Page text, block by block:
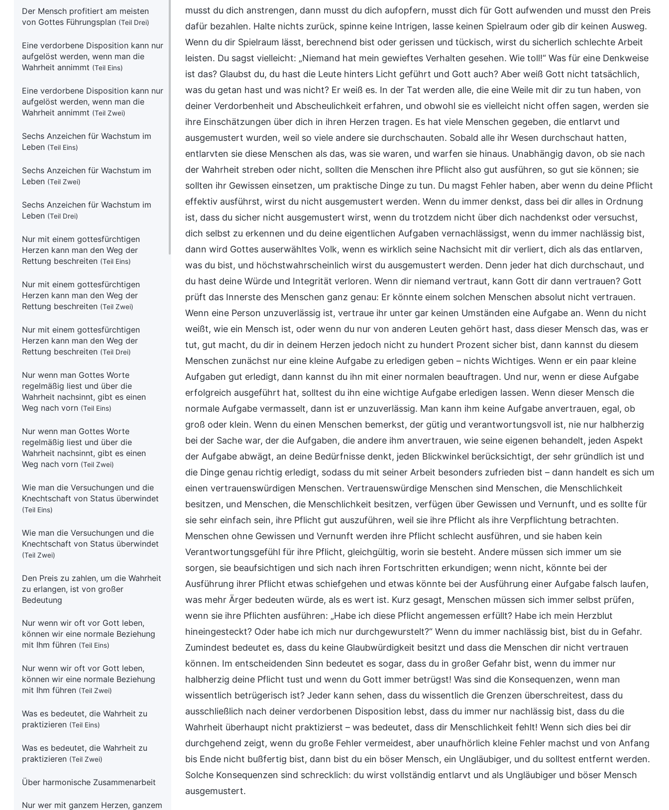
Der Mensch profitiert am meisten
von Gottes Führungsplan (Teil Drei)
Eine verdorbene Disposition kann nur
aufgelöst werden, wenn man die
Wahrheit annimmt (Teil Eins)
Eine verdorbene Disposition kann nur
aufgelöst werden, wenn man die
Wahrheit annimmt (Teil Zwei)
Sechs Anzeichen für Wachstum im
Leben (Teil Eins)
Sechs Anzeichen für Wachstum im
Leben (Teil Zwei)
Sechs Anzeichen für Wachstum im
Leben (Teil Drei)
Nur mit einem gottesfürchtigen
Herzen kann man den Weg der
Rettung beschreiten (Teil Eins)
Nur mit einem gottesfürchtigen
Herzen kann man den Weg der
Rettung beschreiten (Teil Zwei)
Nur mit einem gottesfürchtigen
Herzen kann man den Weg der
Rettung beschreiten (Teil Drei)
Nur wenn man Gottes Worte
regelmäßig liest und über die
Wahrheit nachsinnt, gibt es einen
Weg nach vorn (Teil Eins)
Nur wenn man Gottes Worte
regelmäßig liest und über die
Wahrheit nachsinnt, gibt es einen
Weg nach vorn (Teil Zwei)
Wie man die Versuchungen und die
Knechtschaft von Status überwindet
(Teil Eins)
Wie man die Versuchungen und die
Knechtschaft von Status überwindet
(Teil Zwei)
Den Preis zu zahlen, um die Wahrheit
zu erlangen, ist von großer
Bedeutung
Nur wenn wir oft vor Gott leben,
können wir eine normale Beziehung
mit Ihm führen (Teil Eins)
Nur wenn wir oft vor Gott leben,
können wir eine normale Beziehung
mit Ihm führen (Teil Zwei)
Was es bedeutet, die Wahrheit zu
praktizieren (Teil Eins)
Was es bedeutet, die Wahrheit zu
praktizieren (Teil Zwei)
Über harmonische Zusammenarbeit
Nur wer mit ganzem Herzen, ganzem
musst du dich anstrengen, dann musst du dich aufopfern, musst dich für Gott aufwenden und musst den Preis
dafür bezahlen. Halte nichts zurück, spinne keine Intrigen, lasse keinen Spielraum oder gib dir keinen Ausweg.
Wenn du dir Spielraum lässt, berechnend bist oder gerissen und tückisch, wirst du sicherlich schlechte Arbeit
leisten. Du sagst vielleicht: „Niemand hat mein gewieftes Verhalten gesehen. Wie toll!“ Was für eine Denkweise
ist das? Glaubst du, du hast die Leute hinters Licht geführt und Gott auch? Aber weiß Gott nicht tatsächlich,
was du getan hast und was nicht? Er weiß es. In der Tat werden alle, die eine Weile mit dir zu tun haben, von
deiner Verdorbenheit und Abscheulichkeit erfahren, und obwohl sie es vielleicht nicht offen sagen, werden sie
ihre Einschätzungen über dich in ihren Herzen tragen. Es hat viele Menschen gegeben, die entlarvt und
ausgemustert wurden, weil so viele andere sie durchschauten. Sobald alle ihr Wesen durchschaut hatten,
entlarvten sie diese Menschen als das, was sie waren, und warfen sie hinaus. Unabhängig davon, ob sie nach
der Wahrheit streben oder nicht, sollten die Menschen ihre Pflicht also gut ausführen, so gut sie können; sie
sollten ihr Gewissen einsetzen, um praktische Dinge zu tun. Du magst Fehler haben, aber wenn du deine Pflicht
effektiv ausführst, wirst du nicht ausgemustert werden. Wenn du immer denkst, dass bei dir alles in Ordnung
ist, dass du sicher nicht ausgemustert wirst, wenn du trotzdem nicht über dich nachdenkst oder versuchst,
dich selbst zu erkennen und du deine eigentlichen Aufgaben vernachlässigst, wenn du immer nachlässig bist,
dann wird Gottes auserwähltes Volk, wenn es wirklich seine Nachsicht mit dir verliert, dich als das entlarven,
was du bist, und höchstwahrscheinlich wirst du ausgemustert werden. Denn jeder hat dich durchschaut, und
du hast deine Würde und Integrität verloren. Wenn dir niemand vertraut, kann Gott dir dann vertrauen? Gott
prüft das Innerste des Menschen ganz genau: Er könnte einem solchen Menschen absolut nicht vertrauen.
Wenn eine Person unzuverlässig ist, vertraue ihr unter gar keinen Umständen eine Aufgabe an. Wenn du nicht
weißt, wie ein Mensch ist, oder wenn du nur von anderen Leuten gehört hast, dass dieser Mensch das, was er
tut, gut macht, du dir in deinem Herzen jedoch nicht zu hundert Prozent sicher bist, dann kannst du diesem
Menschen zunächst nur eine kleine Aufgabe zu erledigen geben – nichts Wichtiges. Wenn er ein paar kleine
Aufgaben gut erledigt, dann kannst du ihn mit einer normalen beauftragen. Und nur, wenn er diese Aufgabe
erfolgreich ausgeführt hat, solltest du ihn eine wichtige Aufgabe erledigen lassen. Wenn dieser Mensch die
normale Aufgabe vermasselt, dann ist er unzuverlässig. Man kann ihm keine Aufgabe anvertrauen, egal, ob
groß oder klein. Wenn du einen Menschen bemerkst, der gütig und verantwortungsvoll ist, nie nur halbherzig
bei der Sache war, der die Aufgaben, die andere ihm anvertrauen, wie seine eigenen behandelt, jeden Aspekt
der Aufgabe abwägt, an deine Bedürfnisse denkt, jeden Blickwinkel berücksichtigt, der sehr gründlich ist und
die Dinge genau richtig erledigt, sodass du mit seiner Arbeit besonders zufrieden bist – dann handelt es sich um
einen vertrauenswürdigen Menschen. Vertrauenswürdige Menschen sind Menschen, die Menschlichkeit
besitzen, und Menschen, die Menschlichkeit besitzen, verfügen über Gewissen und Vernunft, und es sollte für
sie sehr einfach sein, ihre Pflicht gut auszuführen, weil sie ihre Pflicht als ihre Verpflichtung betrachten.
Menschen ohne Gewissen und Vernunft werden ihre Pflicht schlecht ausführen, und sie haben kein
Verantwortungsgefühl für ihre Pflicht, gleichgültig, worin sie besteht. Andere müssen sich immer um sie
sorgen, sie beaufsichtigen und sich nach ihren Fortschritten erkundigen; wenn nicht, könnte bei der
Ausführung ihrer Pflicht etwas schiefgehen und etwas könnte bei der Ausführung einer Aufgabe falsch laufen,
was mehr Ärger bedeuten würde, als es wert ist. Kurz gesagt, Menschen müssen sich immer selbst prüfen,
wenn sie ihre Pflichten ausführen: „Habe ich diese Pflicht angemessen erfüllt? Habe ich mein Herzblut
hineingesteckt? Oder habe ich mich nur durchgewurstelt?“ Wenn du immer nachlässig bist, bist du in Gefahr.
Zumindest bedeutet es, dass du keine Glaubwürdigkeit besitzt und dass die Menschen dir nicht vertrauen
können. Im entscheidenden Sinn bedeutet es sogar, dass du in großer Gefahr bist, wenn du immer nur
halbherzig deine Pflicht tust und wenn du Gott immer betrügst! Was sind die Konsequenzen, wenn man
wissentlich betrügerisch ist? Jeder kann sehen, dass du wissentlich die Grenzen überschreitest, dass du
ausschließlich nach deiner verdorbenen Disposition lebst, dass du immer nur nachlässig bist, dass du die
Wahrheit überhaupt nicht praktizierst – was bedeutet, dass dir Menschlichkeit fehlt! Wenn sich dies bei dir
durchgehend zeigt, wenn du große Fehler vermeidest, aber unaufhörlich kleine Fehler machst und von Anfang
bis Ende nicht bußfertig bist, dann bist du ein böser Mensch, ein Ungläubiger, und du solltest entfernt werden.
Solche Konsequenzen sind schrecklich: du wirst vollständig entlarvt und als Ungläubiger und böser Mensch
ausgemustert.